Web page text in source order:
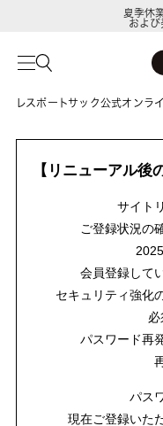
夏季休
およ
レスポートサック公式オンラ
【リニューアル後
サイト
ご登録状況の
会員登録して
セキュリティ強化
必
パスワード再
パス
現在ご登録いた